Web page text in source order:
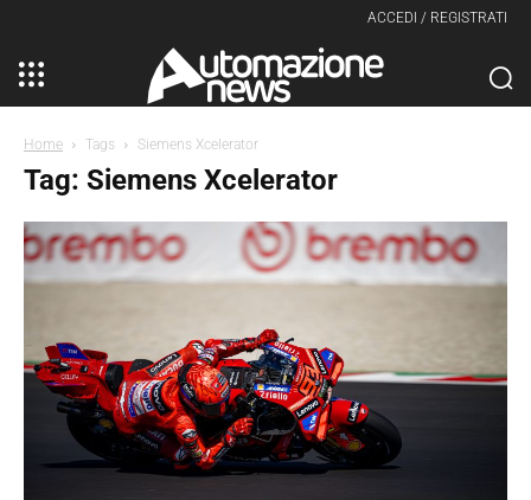
ACCEDI / REGISTRATI
Home Tags Siemens Xcelerator
Tag: Siemens Xcelerator